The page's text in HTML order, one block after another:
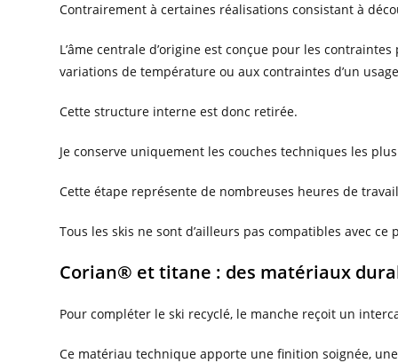
Contrairement à certaines réalisations consistant à
L’âme centrale d’origine est conçue pour les
variations de température ou aux contraintes d’un
Cette structure interne est donc retirée.
Je conserve uniquement les couches techniques les
Cette étape représente de nombreuses heures de
Tous les skis ne sont d’ailleurs pas compatibles avec
Corian® et titane : des matériaux
Pour compléter le ski recyclé, le manche reçoit un
Ce matériau technique apporte une finition soignée,